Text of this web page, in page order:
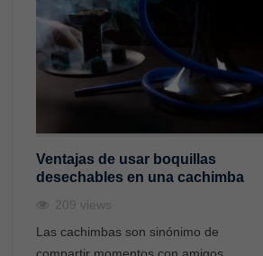
Ventajas de usar boquillas
desechables en una cachimba
209 views
Las cachimbas son sinónimo de
compartir momentos con amigos,